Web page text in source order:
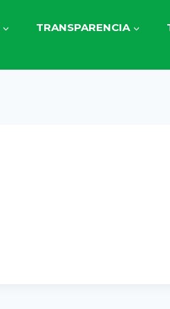
TRANSPARENCIA